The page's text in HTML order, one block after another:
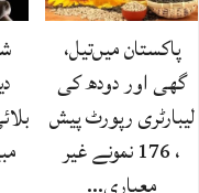
پاکستان میں‌تیل،
گھی اور دودھ کی
لیبارٹری رپورٹ پیش
، 176 نمونے غیر